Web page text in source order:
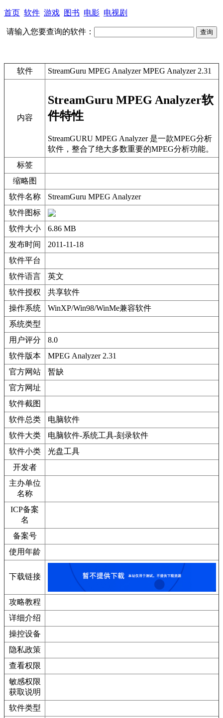
首页 软件 游戏 图书 电影 电视剧
请输入您要查询的软件：
软件 StreamGuru MPEG Analyzer MPEG Analyzer 2.31
内容
StreamGuru MPEG Analyzer软
件特性
StreamGURU MPEG Analyzer 是一款MPEG分析
软件，整合了绝大多数重要的MPEG分析功能。
标签
缩略图
软件名称
StreamGuru MPEG Analyzer
软件图标
软件大小
6.86 MB
发布时间
2011-11-18
软件平台
软件语言
英文
软件授权
共享软件
操作系统
WinXP/Win98/WinMe兼容软件
系统类型
用户评分
8.0
软件版本
MPEG Analyzer 2.31
官方网站
暂缺
官方网址
软件截图
软件总类
电脑软件
软件大类
电脑软件-系统工具-刻录软件
软件小类
光盘工具
开发者
主办单位
名称
ICP备案
名
备案号
使用年龄
下载链接
攻略教程
详细介绍
操控设备
隐私政策
查看权限
敏感权限
获取说明
软件类型